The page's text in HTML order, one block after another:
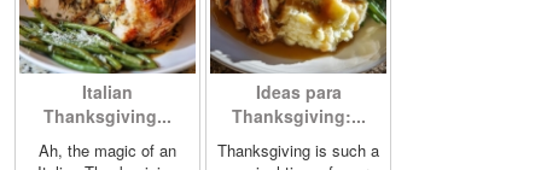
Italian
Thanksgiving...
Ah, the magic of an
Ideas para
Thanksgiving:...
Thanksgiving is such a